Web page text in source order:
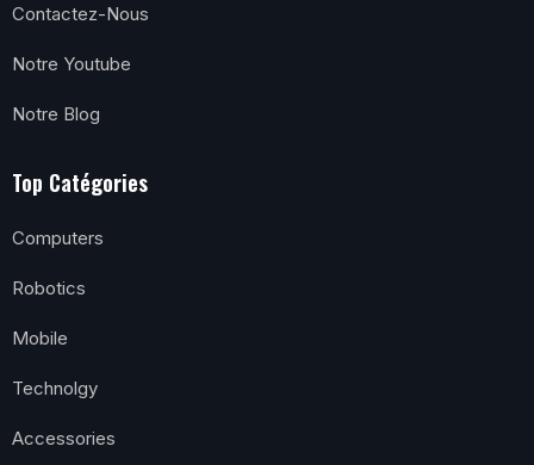
Contactez-Nous
Notre Youtube
Notre Blog
Top Catégories
Computers
Robotics
Mobile
Technolgy
Accessories